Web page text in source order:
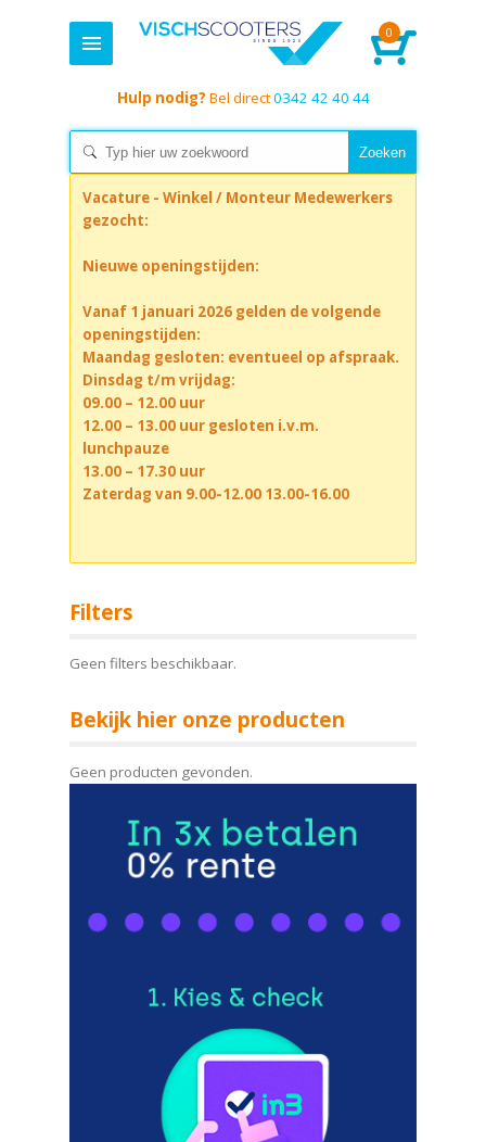
0
Hulp nodig? Bel direct0342 42 40 44
Vacature - Winkel / Monteur Medewerkers
gezocht:
Nieuwe openingstijden:
Vanaf 1 januari 2026 gelden de volgende
openingstijden:
Maandag gesloten: eventueel op afspraak.
Dinsdag t/m vrijdag:
09.00 – 12.00 uur
12.00 – 13.00 uur gesloten i.v.m.
lunchpauze
13.00 – 17.30 uur
Zaterdag van 9.00-12.00 13.00-16.00
Filters
Geen filters beschikbaar.
Bekijk hier onze producten
Geen producten gevonden.